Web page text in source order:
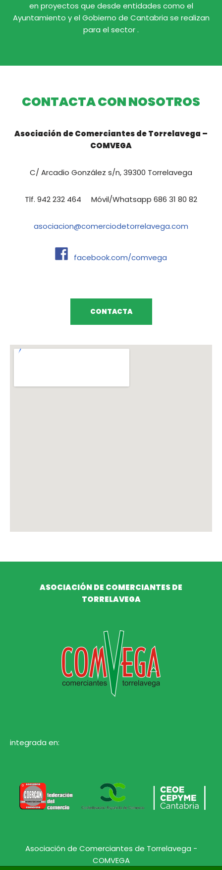
en proyectos que desde entidades como el
Ayuntamiento y el Gobierno de Cantabria se realizan
para el sector .
CONTACTA CON NOSOTROS
Asociación de Comerciantes de Torrelavega –
COMVEGA
C/ Arcadio González s/n, 39300 Torrelavega
Tlf. 942 232 464 Móvil/Whatsapp 686 31 80 82
asociacion@comerciodetorrelavega.com
facebook.com/comvega
CONTACTA
ASOCIACIÓN DE COMERCIANTES DE
TORRELAVEGA
integrada en:
Asociación de Comerciantes de Torrelavega -
COMVEGA